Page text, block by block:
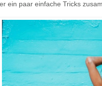
ein paar einfache Tricks